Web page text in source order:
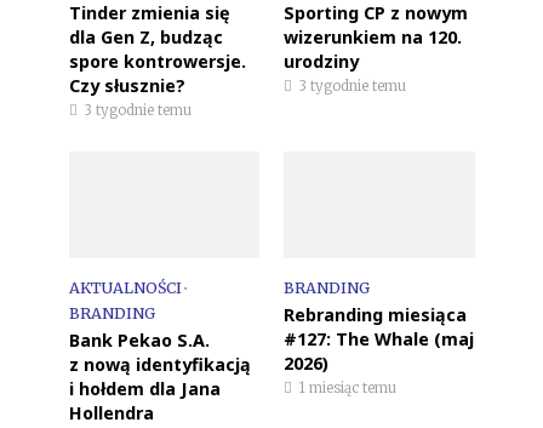
Tinder zmienia się
dla Gen Z, budząc
spore kontrowersje.
Czy słusznie?
3 tygodnie temu
Sporting CP z nowym
wizerunkiem na 120.
urodziny
3 tygodnie temu
AKTUALNOŚCI•
BRANDING
Bank Pekao S.A.
z nową identyfikacją
i hołdem dla Jana
Hollendra
BRANDING
Rebranding miesiąca
#127: The Whale (maj
2026)
1 miesiąc temu